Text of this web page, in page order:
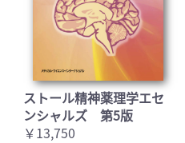
ストール精神薬理学エセ
ンシャルズ 第5版
￥13,750